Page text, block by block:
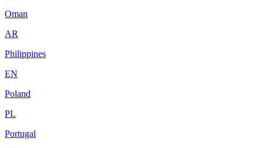
Oman
AR
Philippines
EN
Poland
PL
Portugal